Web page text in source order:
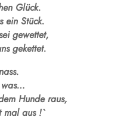
Glück.
ein Stück.
gewettet,
gekettet.
was…
Hunde raus,
mal aus !`